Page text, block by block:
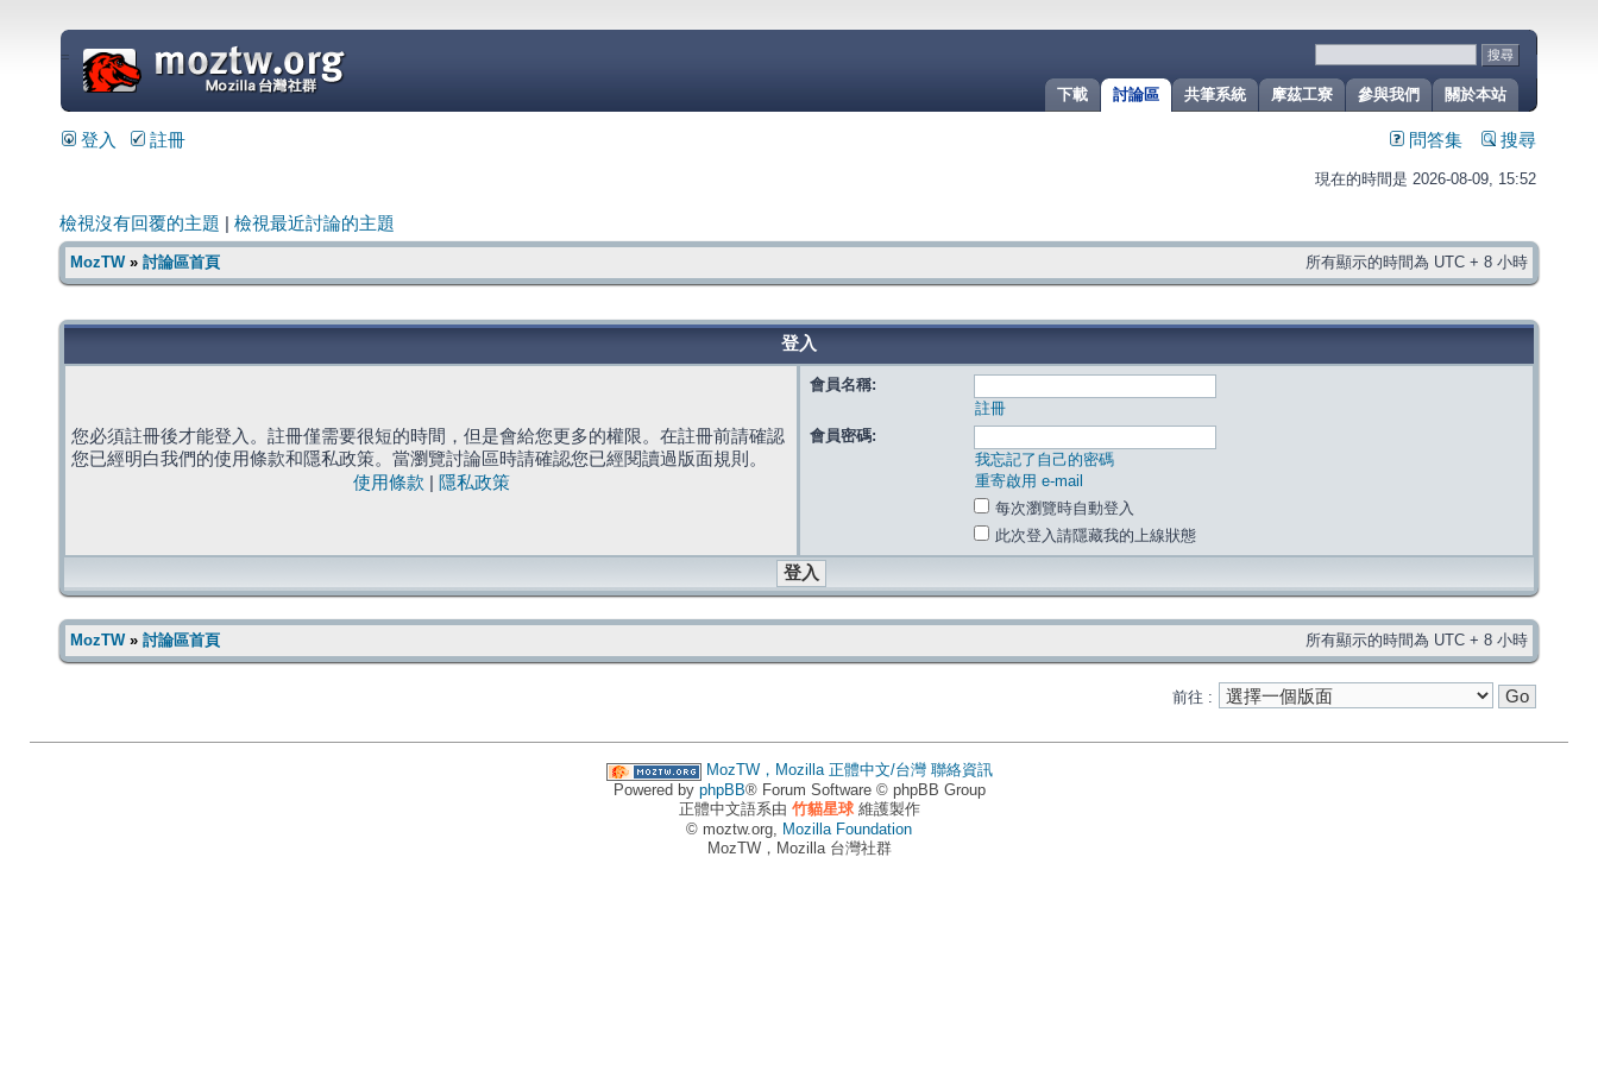
關於本站
參與我們
摩茲工寮
共筆系統
討論區
下載
=
登入 註冊 問答集 搜尋
現在的時間是 2026-08-09, 15:52
檢視沒有回覆的主題 檢視最近討論的主題
MozTW» 討論區首頁 所有顯示的時間為 UTC + 8 小時
登入
您必須註冊後才能登入。註冊僅需要很短的時間，但是會給您更多的權限。在註冊前請確認
您已經明白我們的使用條款和隱私政策。當瀏覽討論區時請確認您已經閱讀過版面規則。
使用條款
隱私政策
會員名稱:
註冊
會員密碼:
我忘記了自己的密碼
重寄啟用 e-mail
每次瀏覽時自動登入
此次登入請隱藏我的上線狀態
MozTW» 討論區首頁 所有顯示的時間為 UTC + 8 小時
前往 :
MozTW，Mozilla 正體中文/台灣 聯絡資訊
Powered by phpBB® Forum Software © phpBB Group
正體中文語系由 竹貓星球維護製作
© moztw.org, Mozilla Foundation
MozTW，Mozilla 台灣社群